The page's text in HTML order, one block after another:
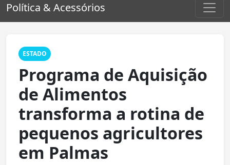
Política & Acessórios
ESTADO
Programa de Aquisição
de Alimentos
transforma a rotina de
pequenos agricultores
em Palmas